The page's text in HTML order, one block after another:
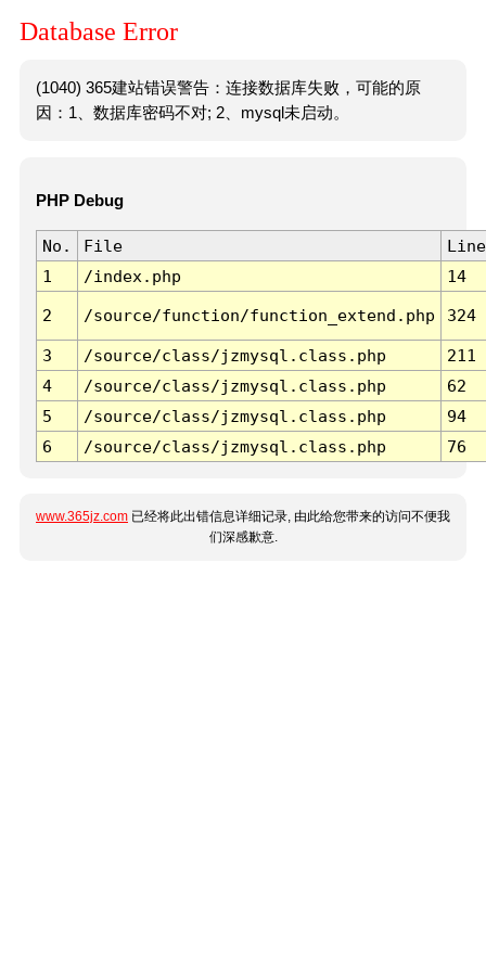
Database Error
(1040) 365建站错误警告：连接数据库失败，可能的原
因：1、数据库密码不对; 2、mysql未启动。
PHP Debug
No. File
Line
1
/index.php 14
2 /source/function/function_extend.php 324
3 /source/class/jzmysql.class.php
211
4
/source/class/jzmysql.class.php
62
5
/source/class/jzmysql.class.php
94
6
/source/class/jzmysql.class.php 76
www.365jz.com 已经将此出错信息详细记录, 由此给您带来的访问不便我
们深感歉意.